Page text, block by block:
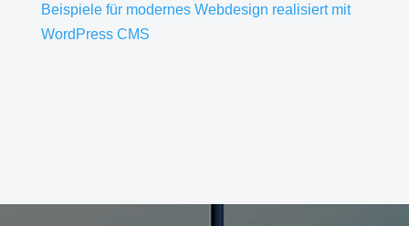
Beispiele für modernes Webdesign realisiert mit
WordPress CMS